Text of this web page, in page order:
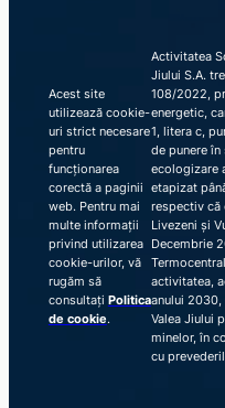
Acest site
utilizează cookie-
uri strict necesare
pentru
funcționarea
corectă a paginii
web. Pentru mai
multe informații
privind utilizarea
cookie-urilor, vă
rugăm să
consultați Politica
de cookie.
Activitatea
Jiului S.A.
108/2022,
energetic,
1, litera c,
de punere
ecologizare
etapizat
respectiv că
Livezeni și
Decembrie
activitatea,
anului 2030,
Valea Jiului
minelor, în
cu